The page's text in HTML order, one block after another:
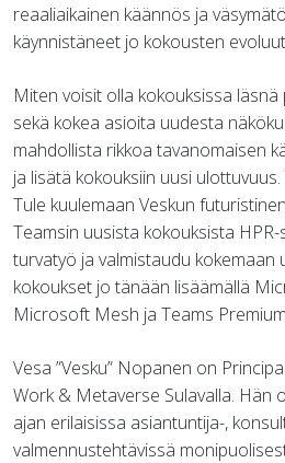
reaaliaikainen käännös ja
käynnistäneet jo kokousten
Miten voisit olla kokouksissa läsnä
sekä kokea asioita uudesta
mahdollista rikkoa tavanomaisen
ja lisätä kokouksiin uusi
Tule kuulemaan Veskun
Teamsin uusista kokouksista
turvatyö ja valmistaudu kokemaan
kokoukset jo tänään lisäämällä
Microsoft Mesh ja Teams
Vesa ”Vesku” Nopanen on
Work & Metaverse Sulavalla. Hän
ajan erilaisissa asiantuntija-,
valmennustehtävissä